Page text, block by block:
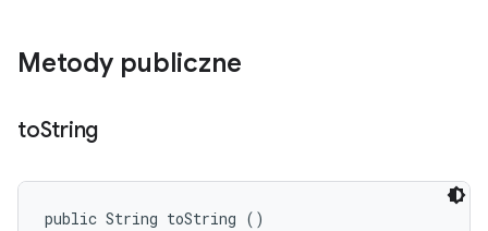
Metody publiczne
toString
public String toString ()